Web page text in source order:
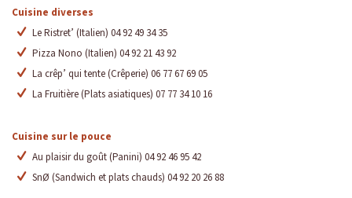
Cuisine diverses
Le Ristret’ (Italien) 04 92 49 34 35
Pizza Nono (Italien) 04 92 21 43 92
La crêp’ qui tente (Crêperie) 06 77 67 69 05
La Fruitière (Plats asiatiques) 07 77 34 10 16
Cuisine sur le pouce
Au plaisir du goût (Panini) 04 92 46 95 42
SnØ (Sandwich et plats chauds) 04 92 20 26 88